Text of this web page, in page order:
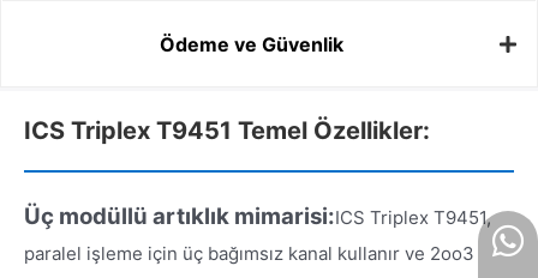
Ödeme ve Güvenlik
ICS Triplex T9451 Temel Özellikler:
Üç modüllü artıklık mimarisi:ICS Triplex T9451,
paralel işleme için üç bağımsız kanal kullanır ve 2oo3